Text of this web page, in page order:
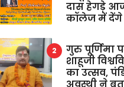
दास हेगड़े
कॉलेज में देंगे
गुरु पूर्णिमा
शाहूजी
का उत्सव,